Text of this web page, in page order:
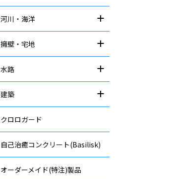
河川・海洋
擁壁・宅地
水路
建築
クロロガード
自己治癒コンクリート(Basilisk)
オーダーメイド(特注)製品